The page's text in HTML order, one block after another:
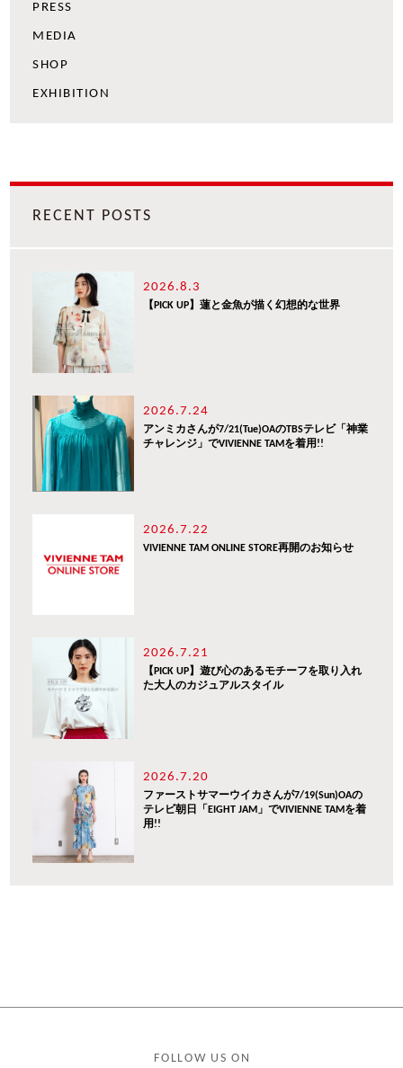
PRESS
MEDIA
SHOP
EXHIBITION
RECENT POSTS
2026.8.3
【PICK UP】蓮と金魚が描く幻想的な世界
2026.7.24
アンミカさんが7/21(Tue)OAのTBSテレビ「神業
チャレンジ」でVIVIENNE TAMを着用!!
2026.7.22
VIVIENNE TAM ONLINE STORE再開のお知らせ
2026.7.21
【PICK UP】遊び心のあるモチーフを取り入れ
た大人のカジュアルスタイル
2026.7.20
ファーストサマーウイカさんが7/19(Sun)OAの
テレビ朝日「EIGHT JAM」でVIVIENNE TAMを着
用!!
FOLLOW US ON